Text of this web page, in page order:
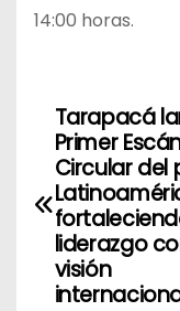
14:00 horas.
N
v
Tarapacá
Primer
Circular del
liderazgo
visión